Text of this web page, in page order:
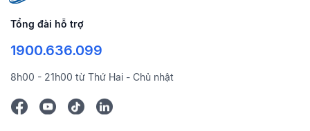
Tổng đài hỗ trợ
1900.636.099
8h00 - 21h00 từ Thứ Hai - Chủ nhật